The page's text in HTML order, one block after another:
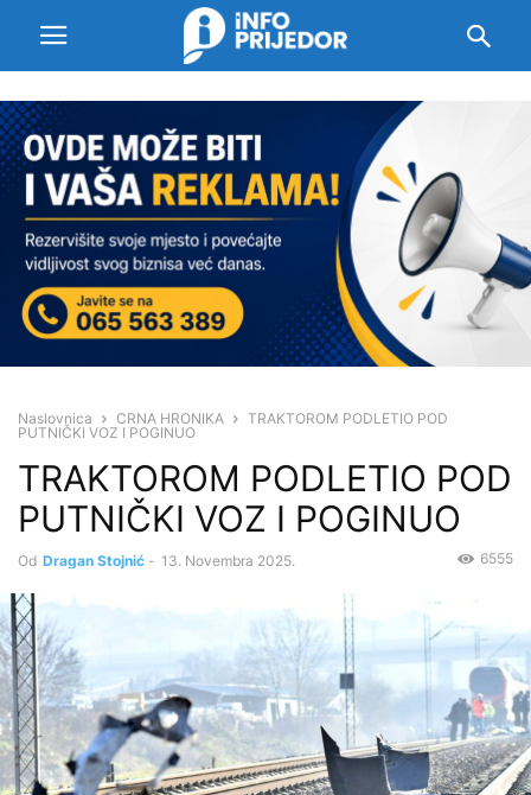
Naslovnica CRNA HRONIKA
TRAKTOROM PODLETIO POD
PUTNIČKI VOZ I POGINUO
TRAKTOROM PODLETIO POD
PUTNIČKI VOZ I POGINUO
Od Dragan Stojnić - 13. Novembra 2025. 6555